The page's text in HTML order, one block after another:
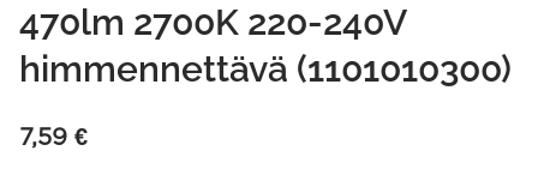
470lm 2700K 220-240V
himmennettävä (1101010300)
7,59 €